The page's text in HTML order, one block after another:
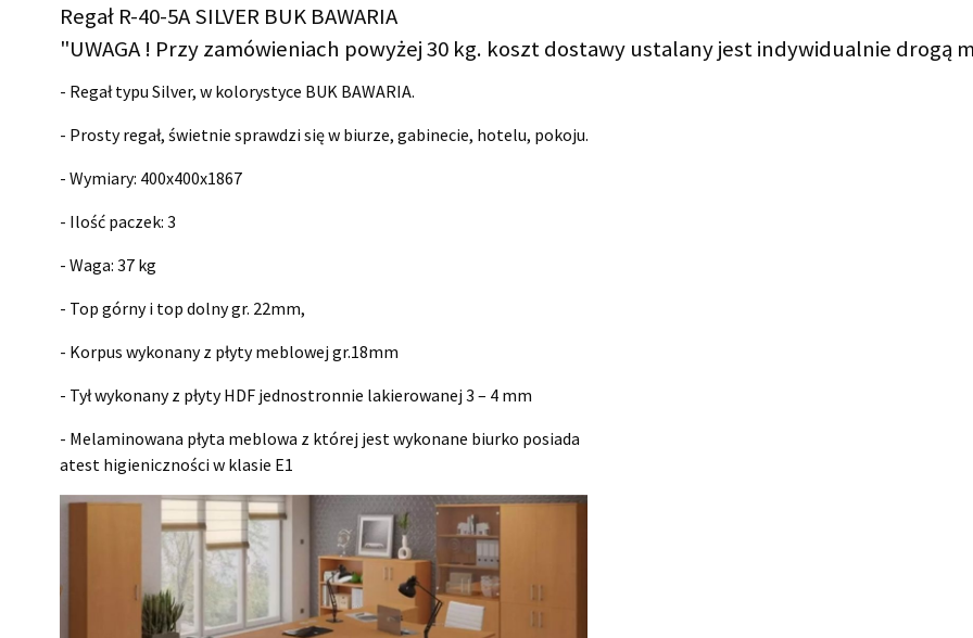
Regał R-40-5A SILVER BUK BAWARIA
"UWAGA ! Przy zamówieniach powyżej 30 kg. koszt dostawy ustalany jest indywidualnie drogą
- Regał typu Silver, w kolorystyce BUK BAWARIA.
- Prosty regał, świetnie sprawdzi się w biurze, gabinecie, hotelu, pokoju.
- Wymiary: 400x400x1867
- Ilość paczek: 3
- Waga: 37 kg
- Top górny i top dolny gr. 22mm,
- Korpus wykonany z płyty meblowej gr.18mm
- Tył wykonany z płyty HDF jednostronnie lakierowanej 3 – 4 mm
- Melaminowana płyta meblowa z której jest wykonane biurko posiada
atest higieniczności w klasie E1